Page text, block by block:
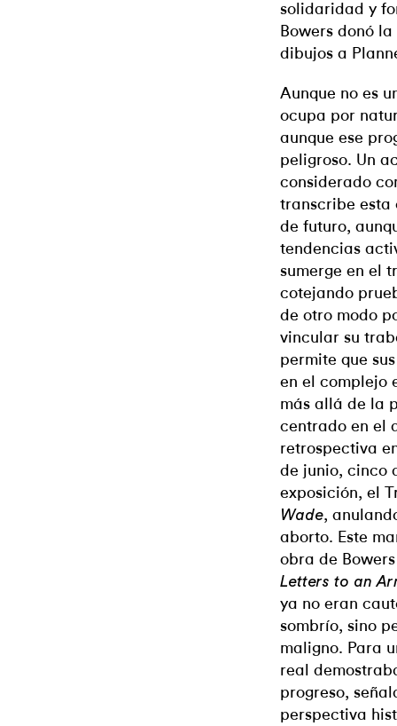
solidaridad y
Bowers donó
dibujos a
Aunque no es
ocupa por
aunque ese
peligroso. Un
considerado
transcribe esta
de futuro,
tendencias
sumerge en el
cotejando
de otro modo
vincular su
permite que
en el complejo
más allá de la
centrado en el
retrospectiva
de junio, cinco
exposición, el
Wade,
aborto. Este
obra de
Letters to an
ya no eran
sombrío, sino
maligno. Para
real
progreso,
perspectiva